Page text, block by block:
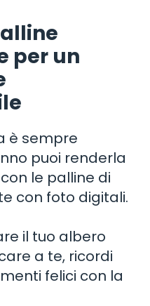
per un
è sempre
puoi renderla
le palline di
con foto digitali.
il tuo albero
a te, ricordi
felici con la